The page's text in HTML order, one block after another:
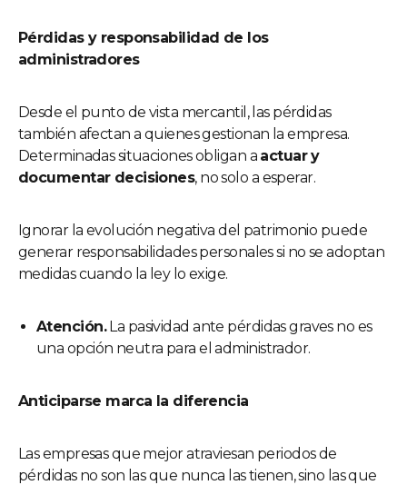
Pérdidas y responsabilidad de los
administradores
Desde el punto de vista mercantil, las pérdidas
también afectan a quienes gestionan la empresa.
Determinadas situaciones obligan a actuar y
documentar decisiones, no solo a esperar.
Ignorar la evolución negativa del patrimonio puede
generar responsabilidades personales si no se adoptan
medidas cuando la ley lo exige.
Atención.La pasividad ante pérdidas graves no es
una opción neutra para el administrador.
Anticiparse marca la diferencia
Las empresas que mejor atraviesan periodos de
pérdidas no son las que nunca las tienen, sino las que